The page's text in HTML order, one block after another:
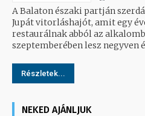
A Balaton északi partján
Jupát vitorláshajót, amit egy
restaurálnak abból az
szeptemberében lesz negyven
Részletek...
NEKED AJÁNLJUK